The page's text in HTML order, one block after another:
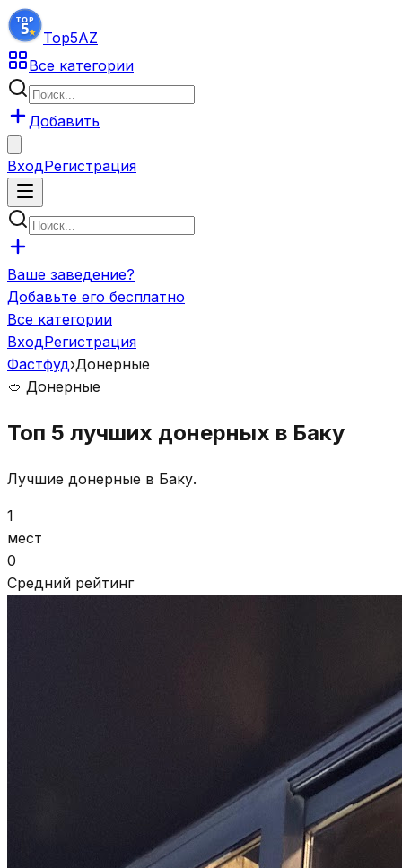
Top5AZ
Все категории
Добавить
ВходРегистрация
Ваше заведение?
Добавьте его бесплатно
Все категории
ВходРегистрация
Фастфуд›Донерные
🥙 Донерные
Топ 5 лучших донерных в Баку
Лучшие донерные в Баку.
1
мест
0
Средний рейтинг